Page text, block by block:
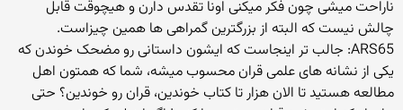
ناراحت میشی چون فكر میكنی اونا تقدس دارن و هیچوقت قابل
چالش نیست كه البته از بزرگترین گمراهی ها همین چیزاست.
ARS65: جالب تر اینجاست که ایشون داستانی رو مضحک خوندن که
یکی از نشانه های علمی قران محسوب میشه، شما که همتون اهل
مطالعه هستید تا الان هزار تا کتاب خوندین، قران رو خوندین؟ حتی